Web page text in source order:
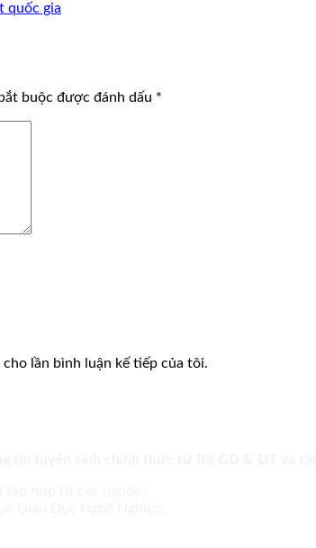
quốc gia
buộc được đánh dấu *
lần bình luận kế tiếp của tôi.